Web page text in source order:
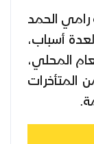
رامي الحمد
أسباب،
المحلي،
المتأخرات